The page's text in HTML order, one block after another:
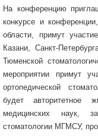
На конференцию
конкурсе и
области, примут
Казани, Санкт-
Тюменской
мероприятии примут
ортопедической
будет авторитетное
медицинских наук,
стоматологии МГМСУ,